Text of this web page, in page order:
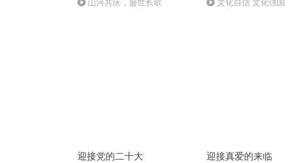
山河共庆，盛世长歌 文化自信 文化强国
迎接党的二十大 迎接真爱的来临